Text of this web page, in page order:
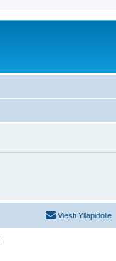
Viesti Ylläpidolle